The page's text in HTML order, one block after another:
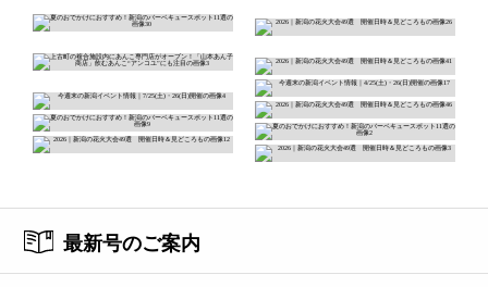
最新号のご案内